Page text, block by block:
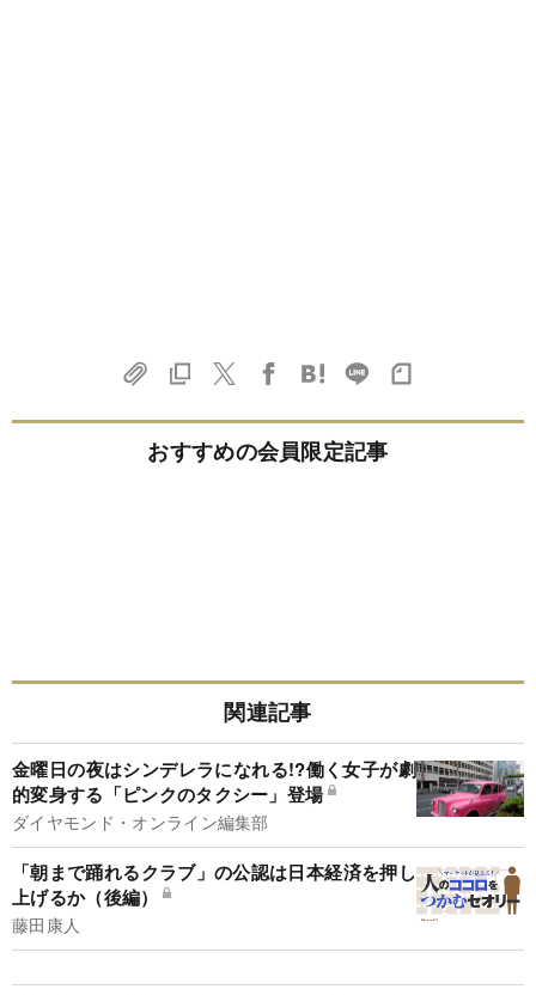
おすすめの会員限定記事
関連記事
金曜日の夜はシンデレラになれる!?働く女子が劇
的変身する「ピンクのタクシー」登場
ダイヤモンド・オンライン編集部
「朝まで踊れるクラブ」の公認は日本経済を押し
上げるか（後編）
藤田康人